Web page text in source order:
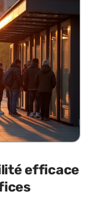
efficace